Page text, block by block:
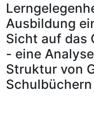
FAQ
Leitlinien
Zurück zur Startseite
Ausbildung
Sicht auf das
- eine
Struktur von